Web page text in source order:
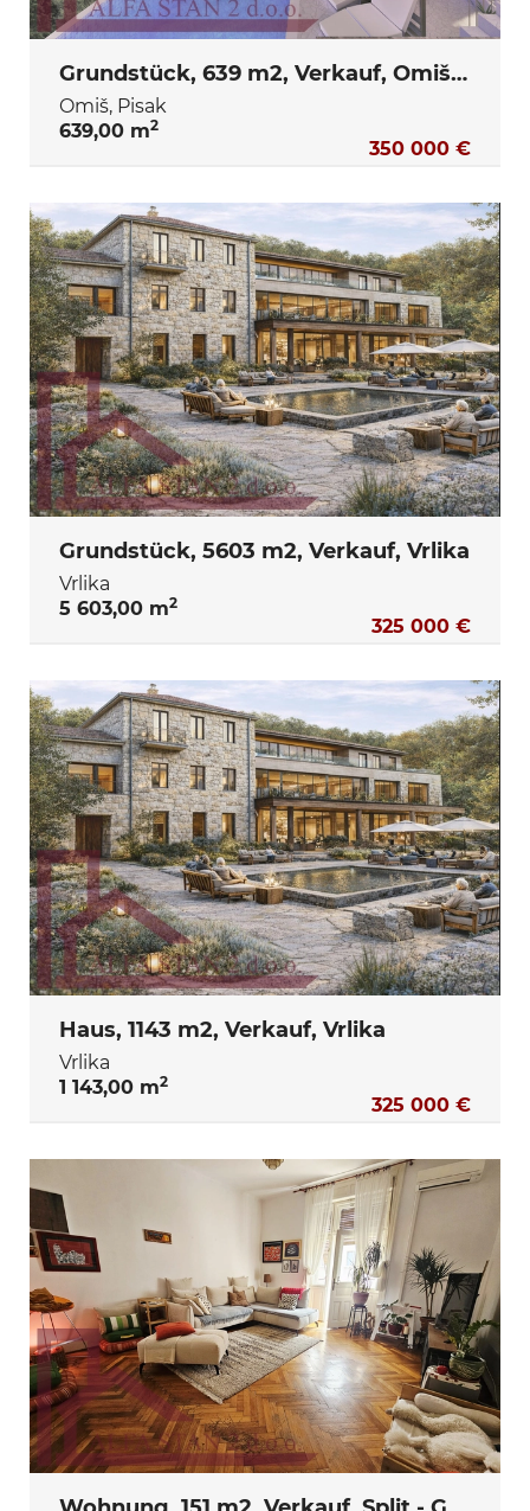
Grundstück, 639 m2, Verkauf, Omiš - Pisak
Omiš, Pisak
639,00 m2
350 000 €
Grundstück, 5603 m2, Verkauf, Vrlika
Vrlika
5 603,00 m2
325 000 €
Haus, 1143 m2, Verkauf, Vrlika
Vrlika
1 143,00 m2
325 000 €